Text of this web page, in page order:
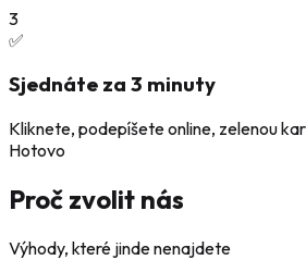
3
✅
Sjednáte za 3 minuty
Kliknete, podepíšete online, zelenou
Hotovo
Proč zvolit nás
Výhody, které jinde nenajdete